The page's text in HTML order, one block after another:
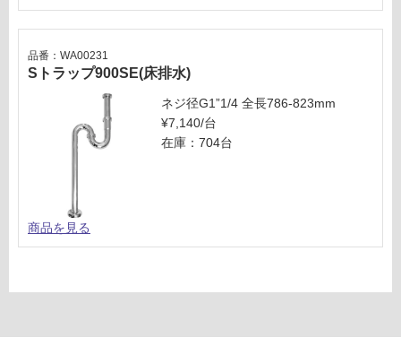
Sトラップ900SE(床排水)
品番：WA00231
ネジ径G1”1/4 全長786-823mm
¥7,140/台
在庫：704台
商品を見る